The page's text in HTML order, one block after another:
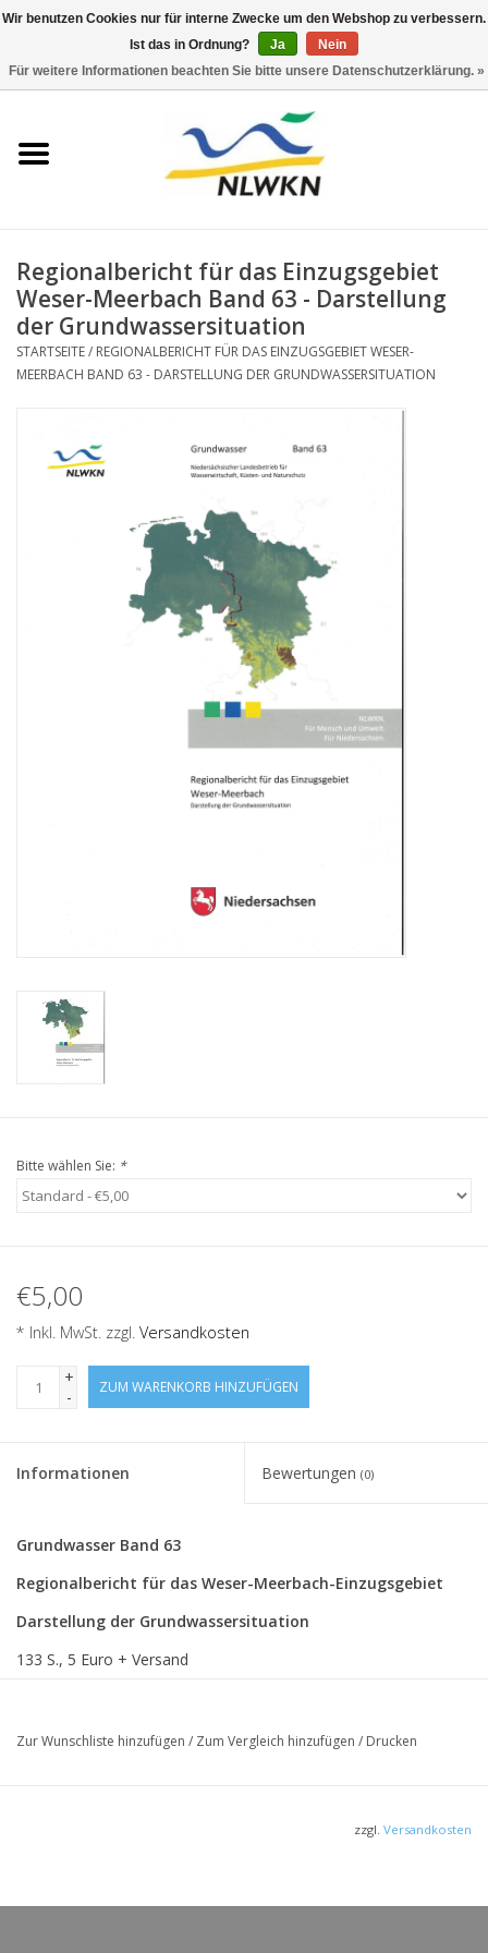
Neuerscheinungen
Wasserwirtschaft
Jahresberichte
Regionalbericht für das Einzugsgebiet
Weser-Meerbach Band 63 - Darstellung
der Grundwassersituation
STARTSEITE/ REGIONALBERICHT FÜR DAS EINZUGSGEBIET WESER-
MEERBACH BAND 63 - DARSTELLUNG DER GRUNDWASSERSITUATION
Bitte wählen Sie: *
€5,00
* Inkl. MwSt. zzgl. Versandkosten
+
-
ZUM WARENKORB HINZUFÜGEN
Informationen Bewertungen (0)
Grundwasser Band 63
Regionalbericht für das Weser-Meerbach-Einzugsgebiet
Darstellung der Grundwassersituation
133 S., 5 Euro + Versand
Grundwassermenge im Bereich des niedersächsischen Teils des
weitere gewässerkundlich relevante Informationen und
Zur Wunschliste hinzufügen / Zum Vergleich hinzufügen / Drucken
zzgl. Versandkosten
Wir benutzen Cookies nur für interne Zwecke um den Webshop zu verbessern.
Ist das in Ordnung?
Ja
Nein
Für weitere Informationen beachten Sie bitte unsere Datenschutzerklärung. »